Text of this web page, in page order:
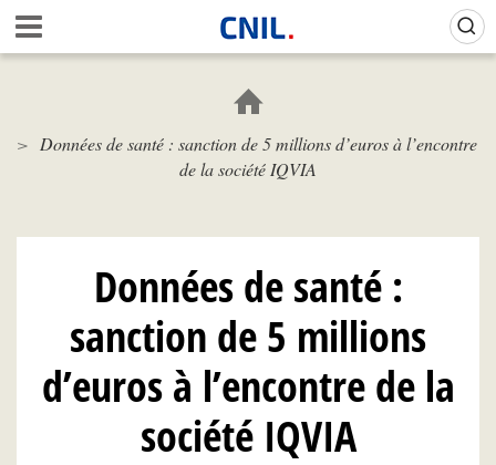
Aller
au
contenu
c
i
N
L
Données de santé : sanction de 5 millions d’euros à l’encontre
de la société IQVIA
Données de santé :
sanction de 5 millions
d’euros à l’encontre de la
société IQVIA
Gestion de vos préférences sur les cookies (témoins de connexion)